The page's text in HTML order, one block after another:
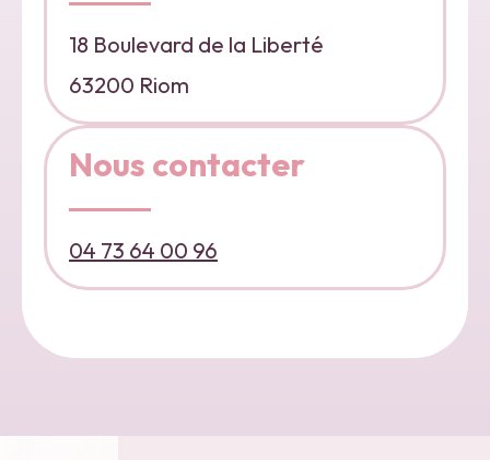
18 Boulevard de la Liberté
63200 Riom
Nous contacter
04 73 64 00 96